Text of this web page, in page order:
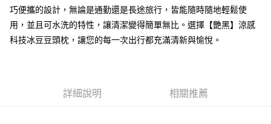
１．簡單：不需註冊會員、不需綁卡、不需儲值。
２．便利：只要手機號碼，簡訊認證，即可結帳。
２．訂單成立數日內，您將收到繳費通知簡訊。
３．收到繳費通知簡訊後14天內，點擊此簡訊中的連結，可透過四大超商／
全家取貨付款 (運費60$)
每筆NT$70，滿NT$490(含以上)免運費
巧便攜的設計，無論是通勤還是長途旅行，皆能隨時隨地輕鬆使
用，並且可水洗的特性，讓清潔變得簡單無比。選擇【艷黑】涼感
科技冰豆豆頭枕，讓您的每一次出行都充滿清新與愉悅。
詳細說明 相關推薦